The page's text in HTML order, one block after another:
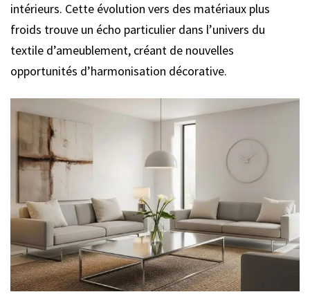
intérieurs. Cette évolution vers des matériaux plus
froids trouve un écho particulier dans l’univers du
textile d’ameublement, créant de nouvelles
opportunités d’harmonisation décorative.